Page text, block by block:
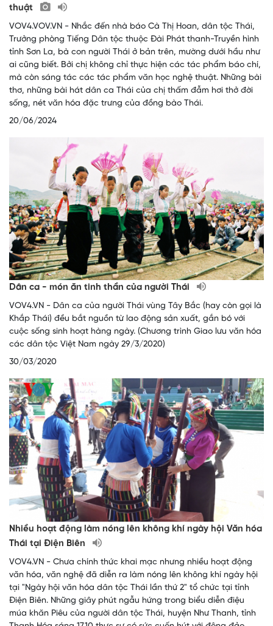
thuật
VOV4.VOV.VN - Nhắc đến nhà báo Cà Thị Hoan, dân tộc Thái,
Trưởng phòng Tiếng Dân tộc thuộc Đài Phát thanh-Truyền hình
tỉnh Sơn La, bà con người Thái ở bản trên, mường dưới hầu như
ai cũng biết. Bởi chị không chỉ thực hiện các tác phẩm báo chí,
mà còn sáng tác các tác phẩm văn học nghệ thuật. Những bài
thơ, những bài hát dân ca Thái của chị thấm đẫm hơi thở đời
sống, nét văn hóa đặc trưng của đồng bào Thái.
20/06/2024
Dân ca - món ăn tinh thần của người Thái
VOV4.VN - Dân ca của người Thái vùng Tây Bắc (hay còn gọi là
Khắp Thái) đều bắt nguồn từ lao động sản xuất, gắn bó với
cuộc sống sinh hoạt hàng ngày. (Chương trình Giao lưu văn hóa
các dân tộc Việt Nam ngày 29/3/2020)
30/03/2020
Nhiều hoạt động làm nóng lên không khí ngày hội Văn hóa
Thái tại Điện Biên
VOV4.VN - Chưa chính thức khai mạc nhưng nhiều hoạt động
văn hóa, văn nghệ đã diễn ra làm nóng lên không khí ngày hội
tại "Ngày hội văn hóa dân tộc Thái lần thứ 2" tổ chức tại tỉnh
Điện Biên. Những giây phút ngẫu hứng trong biểu diễn điệu
múa khăn Piêu của người dân tộc Thái, huyện Như Thanh, tỉnh